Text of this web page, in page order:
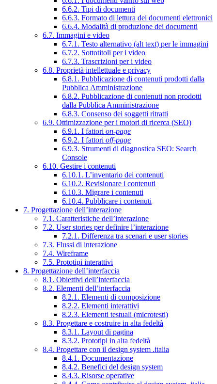
6.6.2. Tipi di documenti
6.6.3. Formato di lettura dei documenti elettronici
6.6.4. Modalità di produzione dei documenti
6.7. Immagini e video
6.7.1. Testo alternativo (alt text) per le immagini
6.7.2. Sottotitoli per i video
6.7.3. Trascrizioni per i video
6.8. Proprietà intellettuale e privacy
6.8.1. Pubblicazione di contenuti prodotti dalla
Pubblica Amministrazione
6.8.2. Pubblicazione di contenuti non prodotti
dalla Pubblica Amministrazione
6.8.3. Consenso dei soggetti ritratti
6.9. Ottimizzazione per i motori di ricerca (SEO)
6.9.1. I fattori on-page
6.9.2. I fattori off-page
6.9.3. Strumenti di diagnostica SEO: Search
Console
6.10. Gestire i contenuti
6.10.1. L’inventario dei contenuti
6.10.2. Revisionare i contenuti
6.10.3. Migrare i contenuti
6.10.4. Pubblicare i contenuti
7. Progettazione dell’interazione
7.1. Caratteristiche dell’interazione
7.2. User stories per definire l’interazione
7.2.1. Differenza tra scenari e user stories
7.3. Flussi di interazione
7.4. Wireframe
7.5. Prototipi interattivi
8. Progettazione dell’interfaccia
8.1. Obiettivi dell’interfaccia
8.2. Elementi dell’interfaccia
8.2.1. Elementi di composizione
8.2.2. Elementi interattivi
8.2.3. Elementi testuali (microtesti)
8.3. Progettare e costruire in alta fedeltà
8.3.1. Layout di pagina
8.3.2. Prototipi in alta fedeltà
8.4. Progettare con il design system .italia
8.4.1. Documentazione
8.4.2. Benefici del design system
8.4.3. Risorse operative